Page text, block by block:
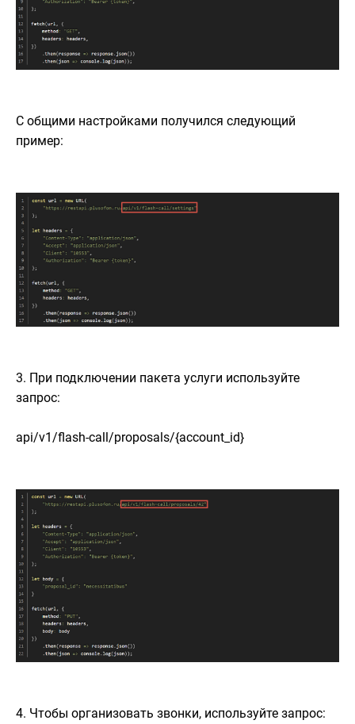
С общими настройками получился следующий
пример:
3. При подключении пакета услуги используйте
запрос:
api/v1/flash-call/proposals/{account_id}
4. Чтобы организовать звонки, используйте запрос: